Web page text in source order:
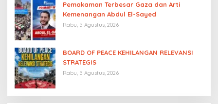
Pemakaman Terbesar Gaza dan Arti
Kemenangan Abdul El-Sayed
Rabu, 5 Agustus, 2026
BOARD OF PEACE KEHILANGAN RELEVANSI
STRATEGIS
Rabu, 5 Agustus, 2026